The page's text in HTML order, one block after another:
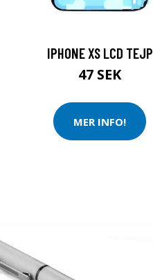
IPHONE XS LCD TEJP
47 SEK
MER INFO!